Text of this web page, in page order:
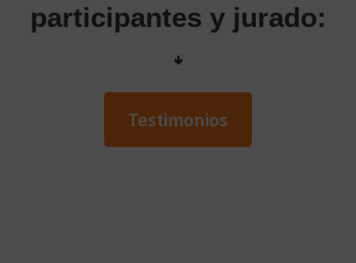
participantes y jurado:
🢃
Testimonios